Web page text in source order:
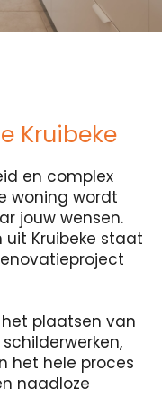
Kruibeke
en complex
woning wordt
jouw wensen.
uit Kruibeke staat
plaatsen van
het hele proces
naadloze